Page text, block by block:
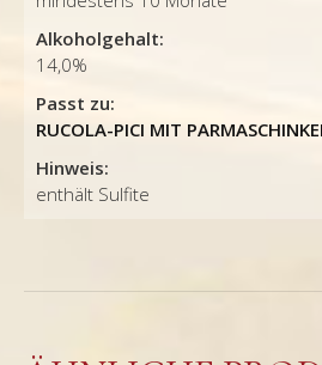
Alkoholgehalt:
14,0%
Passt zu:
RUCOLA-PICI MIT
Hinweis:
enthält Sulfite